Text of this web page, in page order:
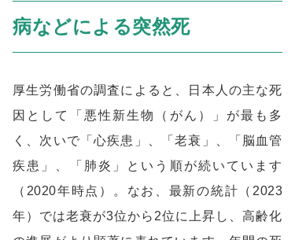
病などによる突然死
厚生労働省の調査によると、日本人の主な死
因として「悪性新生物（がん）」が最も多
く、次いで「心疾患」、「老衰」、「脳血管
疾患」、「肺炎」という順が続いています
（2020年時点）。なお、最新の統計（2023
年）では老衰が3位から2位に上昇し、高齢化